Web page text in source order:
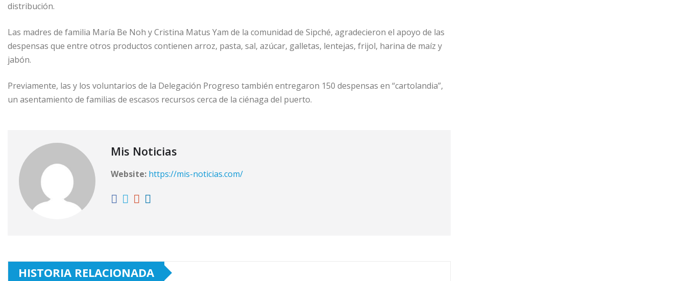
distribución.
Las madres de familia María Be Noh y Cristina Matus Yam de la comunidad de Sipché, agradecieron el apoyo de las
despensas que entre otros productos contienen arroz, pasta, sal, azúcar, galletas, lentejas, frijol, harina de maíz y
jabón.
Previamente, las y los voluntarios de la Delegación Progreso también entregaron 150 despensas en “cartolandia”,
un asentamiento de familias de escasos recursos cerca de la ciénaga del puerto.
Mis Noticias
Website: https://mis-noticias.com/
HISTORIA RELACIONADA